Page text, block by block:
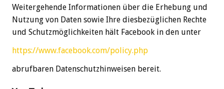
Weitergehende Informationen über die Erhebung und
Nutzung von Daten sowie Ihre diesbezüglichen Rechte
und Schutzmöglichkeiten hält Facebook in den unter
https://www.facebook.com/policy.php
abrufbaren Datenschutzhinweisen bereit.